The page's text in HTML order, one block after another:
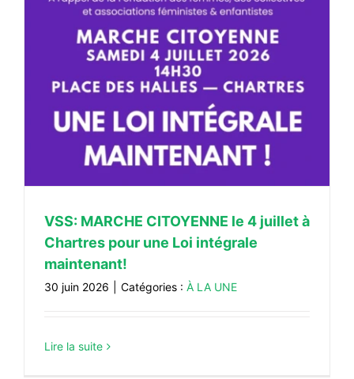
VSS: MARCHE CITOYENNE le 4 juillet à
Chartres pour une Loi intégrale
maintenant!
30 juin 2026 Catégories : À LA UNE
Lire la suite